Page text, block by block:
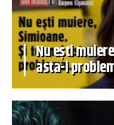
Nu ești
asta-i